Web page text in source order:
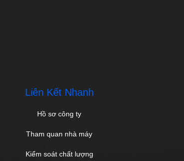
Liên Kết Nhanh
Hồ sơ công ty
Tham quan nhà máy
Kiểm soát chất lượng